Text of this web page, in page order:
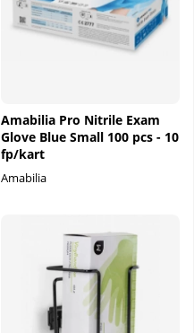
Amabilia Pro Nitrile Exam
Glove Blue Small 100 pcs - 10
fp/kart
Amabilia